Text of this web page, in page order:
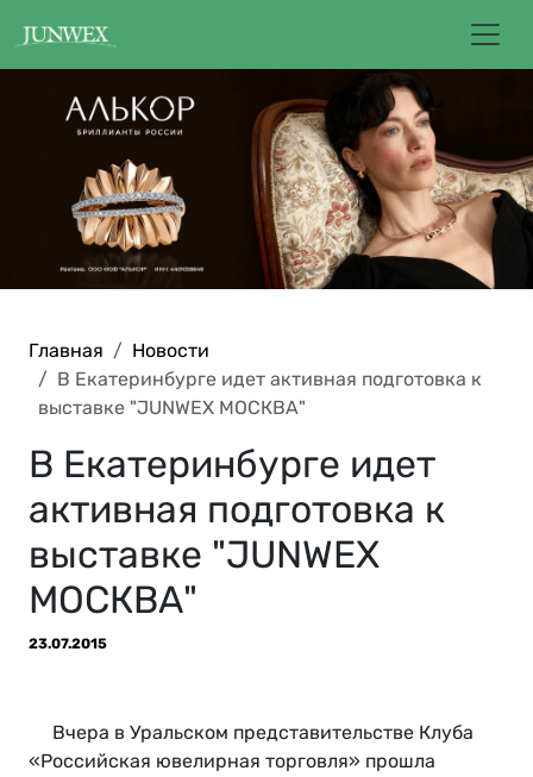
Главная
Новости
В Екатеринбурге идет активная подготовка к
выставке "JUNWEX МОСКВА"
В Екатеринбурге идет
активная подготовка к
выставке "JUNWEX
МОСКВА"
23.07.2015
Вчера в Уральском представительстве Клуба
«Российская ювелирная торговля» прошла